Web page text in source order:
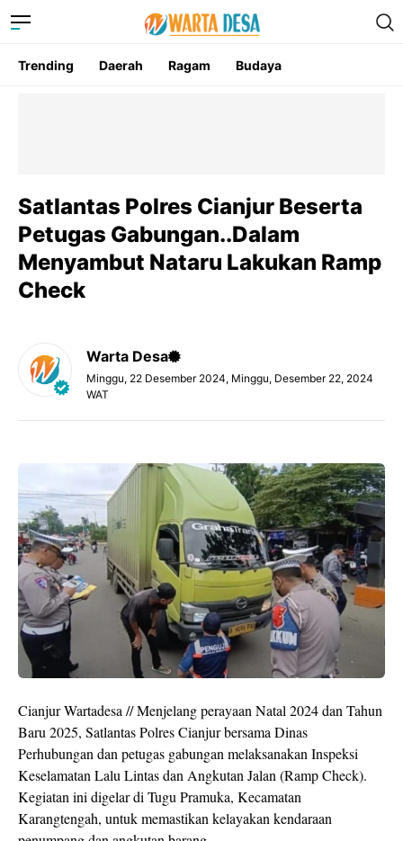
Trending Daerah Ragam Budaya
Satlantas Polres Cianjur Beserta
Petugas Gabungan..Dalam
Menyambut Nataru Lakukan Ramp
Check
Warta Desa
Minggu, 22 Desember 2024, Minggu, Desember 22, 2024
WAT
Cianjur Wartadesa // Menjelang perayaan Natal 2024 dan Tahun
Baru 2025, Satlantas Polres Cianjur bersama Dinas
Perhubungan dan petugas gabungan melaksanakan Inspeksi
Keselamatan Lalu Lintas dan Angkutan Jalan (Ramp Check).
Kegiatan ini digelar di Tugu Pramuka, Kecamatan
Karangtengah, untuk memastikan kelayakan kendaraan